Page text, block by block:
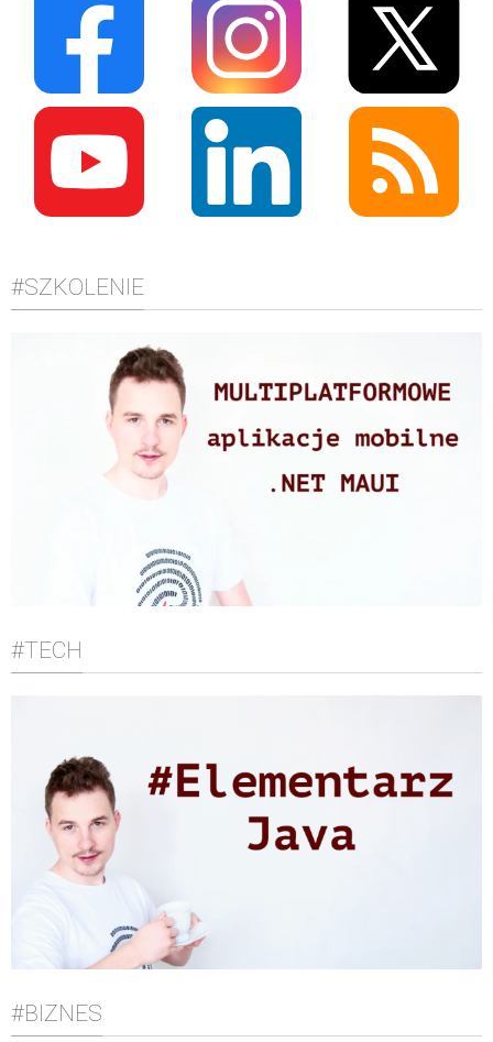
WYDARZENIA
BIZNES
PO GODZINACH
KONTAKT
#SZKOLENIE
#TECH
#BIZNES